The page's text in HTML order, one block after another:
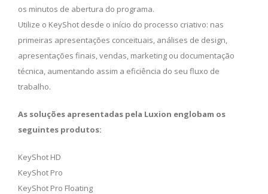
os minutos de abertura do programa.
Utilize o KeyShot desde o início do processo criativo: nas
primeiras apresentações conceituais, análises de design,
apresentações finais, vendas, marketing ou documentação
técnica, aumentando assim a eficiência do seu fluxo de
trabalho.
As soluções apresentadas pela Luxion englobam os
seguintes produtos:
KeyShot HD
KeyShot Pro
KeyShot Pro Floating